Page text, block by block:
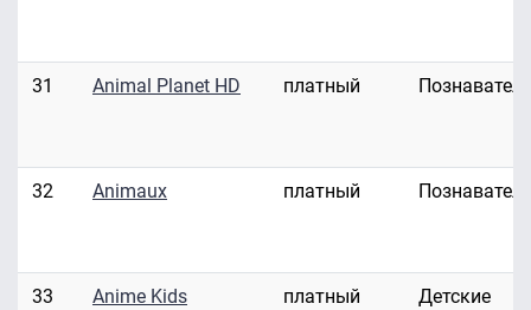
31 Animal Planet HD платный
32 Animaux платный
33 Anime Kids платный Детские